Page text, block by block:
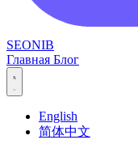
SEONIB
Главная Блог
English
简体中文